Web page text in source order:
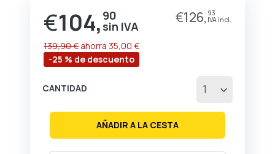
Precio
especial
€104, 90 €126, 93
-25 % de descuento
139,90 € ahorra 35,00 €
CANTIDAD
AÑADIR A LA CESTA
imágenes